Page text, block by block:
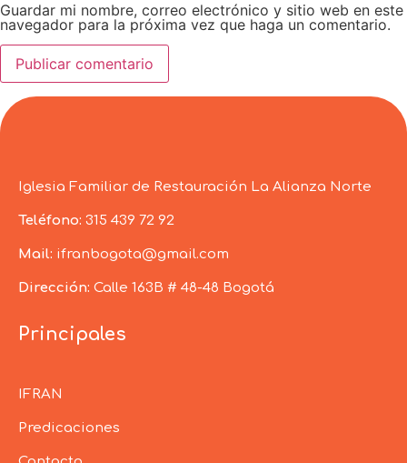
Guardar mi nombre, correo electrónico y sitio web en este
navegador para la próxima vez que haga un comentario.
Iglesia Familiar de Restauración La Alianza Norte
Teléfono: 315 439 72 92
Mail: ifranbogota@gmail.com
Dirección: Calle 163B # 48-48 Bogotá
Principales
IFRAN
Predicaciones